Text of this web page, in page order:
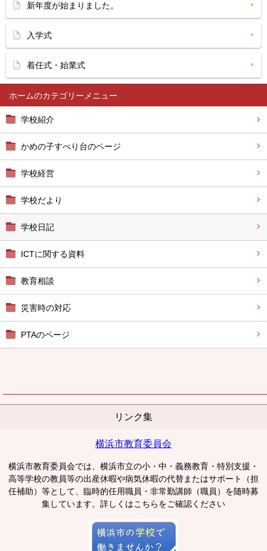
ホーム
学校紹介
かめの子すべり台のページ
学校経営
学校だより
学校日記
ICTに関する資料
教育相談
災害時の対応
PTAのページ
リンク集
横浜市教育委員会
横浜市教育委員会では、横浜市立の小・中・義務教育・特別支援・
高等学校の教員等の出産休暇や病気休暇の代替またはサポート（担
任補助）等として、臨時的任用職員・非常勤講師（職員）を随時募
集しています。詳しくはこちらをご確認ください
新年度が始まりました。
入学式
着任式・始業式